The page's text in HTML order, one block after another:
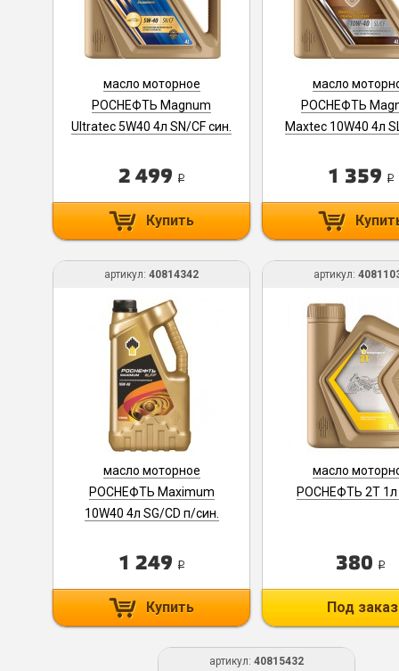
масло моторное
РОСНЕФТЬ Magnum
Ultratec 5W40 4л SN/CF син.
2 499 i
Купить
масло
РОСНЕФТЬ
Maxtec 10W40 4л
1 359 i
артикул: 40814342
масло моторное
РОСНЕФТЬ Maximum
10W40 4л SG/CD п/син.
1 249 i
Купить
артикул:
масло
РОСНЕФТЬ 2T 1л
380 i
Под заказ
артикул: 40815432